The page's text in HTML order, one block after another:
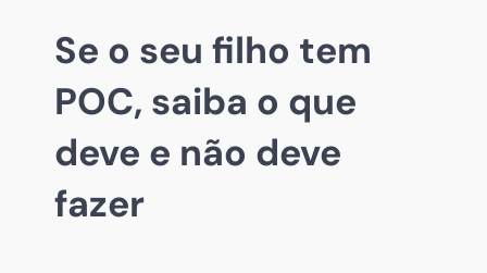
Se o seu filho tem
POC, saiba o que
deve e não deve
fazer